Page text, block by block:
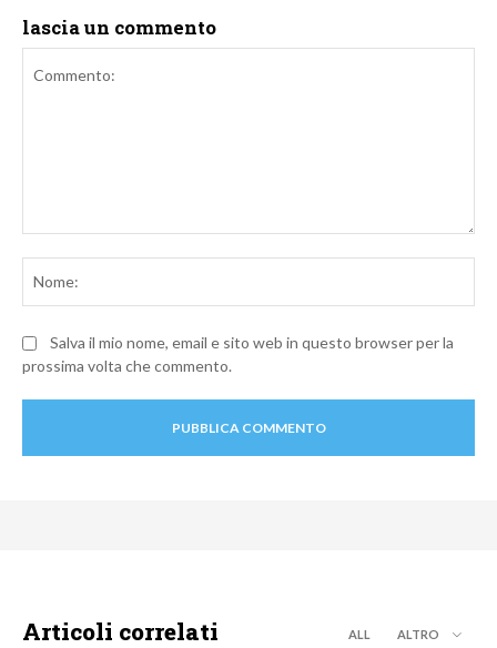
lascia un commento
Salva il mio nome, email e sito web in questo browser per la
prossima volta che commento.
Articoli correlati ALL ALTRO